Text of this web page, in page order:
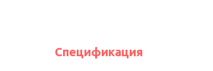
Спецификация